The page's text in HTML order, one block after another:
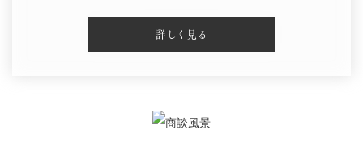
詳しく見る